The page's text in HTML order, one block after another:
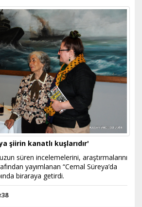
şiirin kanatlı kuşlarıdır'
süren incelemelerini, araştırmalarını
yayımlanan “Cemal Süreya’da
biraraya getirdi.